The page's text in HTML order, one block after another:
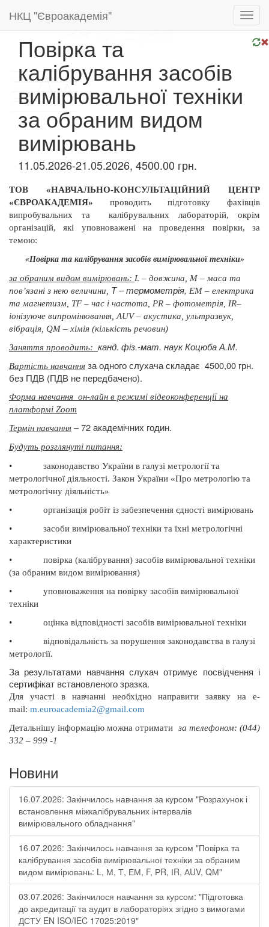
НКЦ "Євроакадемія"
Повірка та
калібрування засобів
вимірювальної техніки
за обраним видом
вимірювань
11.05.2026-21.05.2026, 4500.00 грн.
ТОВ «НАВЧАЛЬНО-КОНСУЛЬТАЦІЙНИЙ ЦЕНТР
«ЄВРОАКАДЕМІЯ» проводить підготовку фахівців
випробувальних та
калібрувальних лабораторій, окрім
організацій, які уповноважені на проведення повірки, за
темою:
«Повірка та калібрування засобів вимірювальної техніки»
за обраним видом вимірювань: L – довжина, М – маса та
пов’язані з нею величини,
Т –термометрія, ЕМ – електрика
та магнетизм, ТF – час і частота, РR – фотометрія, ІR–
іонізуюче випромінювання, АUV – акустика, ультразвук,
вібрація, QМ – хімія (кількість речовин)
Заняття проводить: канд. фіз.-мат. наук Коцюба А.М.
Вартість навчання за одного слухача складає 4500,00 грн.
без ПДВ (ПДВ не передбачено).
Форма навчання он-лайн в режимі відеоконференції на
платформі Zoom
Термін навчання – 72 академічних годин.
Будуть розглянуті питання:
•
законодавство України в галузі метрології та
метрологічної діяльності. Закон України «Про метрологію та
метрологічну діяльність»
•
організація робіт із забезпечення єдності вимірювань
•
засоби вимірювальної техніки та їхні метрологічні
характеристики
•
повірка (калібрування) засобів вимірювальної техніки
(за обраним видом вимірювання)
•
уповноваження на повірку засобів вимірювальної
техніки
•
оцінка відповідності засобів вимірювальної техніки
•
відповідальність за порушення законодавства в галузі
метрології.
За результатами навчання слухач отримує посвідчення і
сертифікат встановленого зразка.
Для участі в навчанні необхідно направити заявку на e-
mail: m.euroacademia2@gmail.com
Детальнішу інформацію можна отримати за телефоном: (044)
332 – 999 -1
Новини
16.07.2026: Закінчилось навчання за курсом "Розрахунок і
встановлення міжкалібрувальних інтервалів
вимірювального обладнання"
16.07.2026: Закінчилось навчання за курсом "Повірка та
калібрування засобів вимірювальної техніки за обраним
видом вимірювань: L, М, Т, ЕМ, F, РR, ІR, АUV, QМ"
03.07.2026: Закінчилося навчання за курсом: "Підготовка
до акредитації та аудит в лабораторіях згідно з вимогами
ДСТУ EN ISO/IEC 17025:2019"